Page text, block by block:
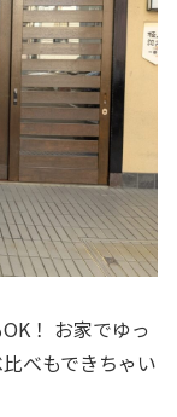
！ お家でゆっ
べもできちゃい